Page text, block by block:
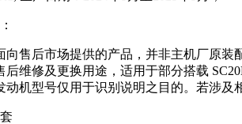
向售后市场提供的产品，并非主机厂原装
维修及更换用途，适用于部分搭载
动机型号仅用于识别说明之目的。若涉及